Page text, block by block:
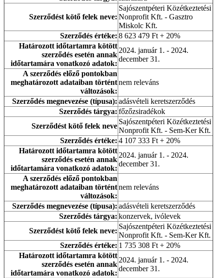
Szerződést kötő felek neve:
Sajószentpéteri Közétkeztetési
Nonprofit Kft. - Gasztro
Miskolc Kft.
Szerződés értéke: 8 623 479 Ft + 20%
Határozott időtartamra kötött
szerződés esetén annak
időtartamára vonatkozó adatok:
2024. január 1. - 2024.
december 31.
A szerződés előző pontokban
meghatározott adataiban történt
változások:
nem releváns
Szerződés megnevezése (típusa): adásvételi keretszerződés
Szerződés tárgya: főzőzsiradékok
Szerződést kötő felek neve
Sajószentpéteri Közétkeztetési
Nonprofit Kft. - Sem-Ker Kft.
Szerződés értéke: 4 107 333 Ft + 20%
Határozott időtartamra kötött
szerződés esetén annak
időtartamára vonatkozó adatok:
2024. január 1. - 2024.
december 31.
A szerződés előző pontokban
meghatározott adataiban történt
változások:
nem releváns
Szerződés megnevezése (típusa): adásvételi keretszerződés
Szerződés tárgya: konzervek, ivólevek
Szerződést kötő felek neve:
Sajószentpéteri Közétkeztetési
Nonprofit Kft. - Sem-Ker Kft.
Szerződés értéke: 1 735 308 Ft + 20%
Határozott időtartamra kötött
szerződés esetén annak
időtartamára vonatkozó adatok:
2024. január 1. - 2024.
december 31.